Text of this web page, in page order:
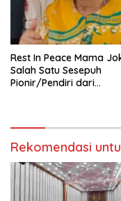
Rest In Peace Mama
Salah Satu Sesepuh
Pionir/Pendiri dari
Rekomendasi